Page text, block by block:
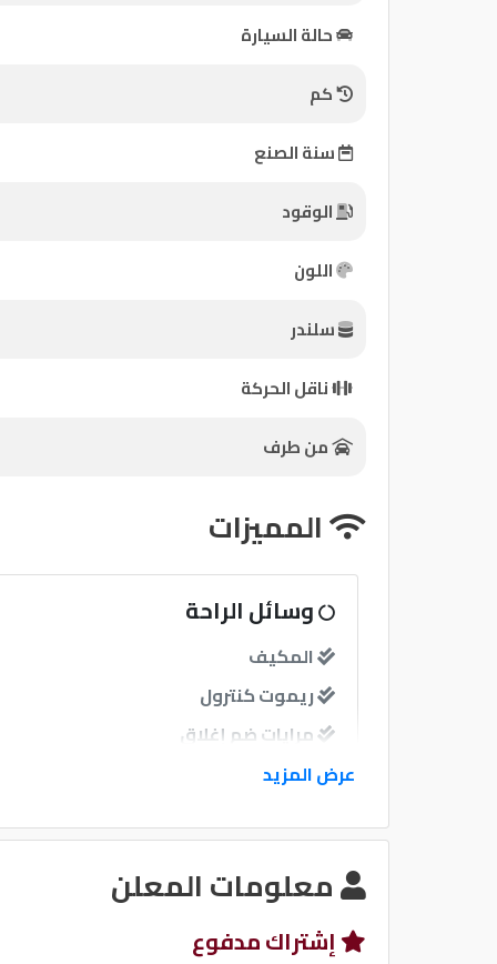
حالة السيارة
كم
سنة الصنع
الوقود
اللون
سلندر
ناقل الحركة
من طرف
المميزات
وسائل الراحة
المكيف
ريموت كنترول
مرايات ضم إغلاق
فرش جلد
نوافذ
نوافذ كهربائية امامية
نوافذ كهربائية خلفية
عرض المزيد
معلومات المعلن
إشتراك مدفوع